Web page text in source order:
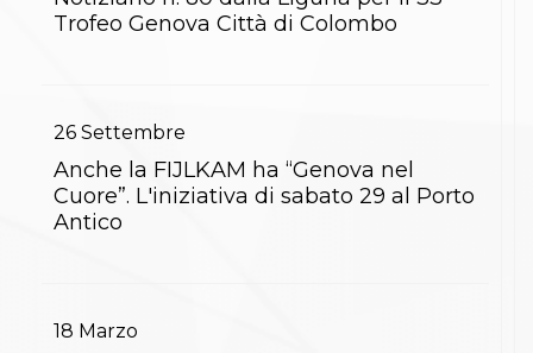
Corsi FIJLKAM-FISDIR
Sportello Fiscale
News
Trofeo Genova Città di Colombo
26 Settembre
Anche la FIJLKAM ha “Genova nel
Cuore”. L'iniziativa di sabato 29 al Porto
Antico
18 Marzo